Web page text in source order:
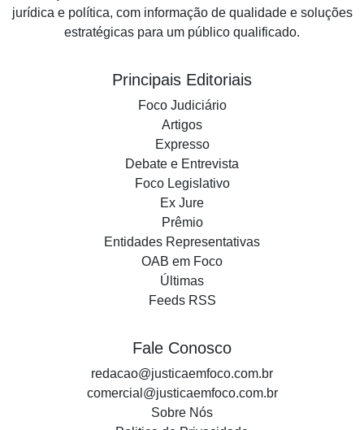
jurídica e política, com informação de qualidade e soluções
estratégicas para um público qualificado.
Principais Editoriais
Foco Judiciário
Artigos
Expresso
Debate e Entrevista
Foco Legislativo
Ex Jure
Prêmio
Entidades Representativas
OAB em Foco
Últimas
Feeds RSS
Fale Conosco
redacao@justicaemfoco.com.br
comercial@justicaemfoco.com.br
Sobre Nós